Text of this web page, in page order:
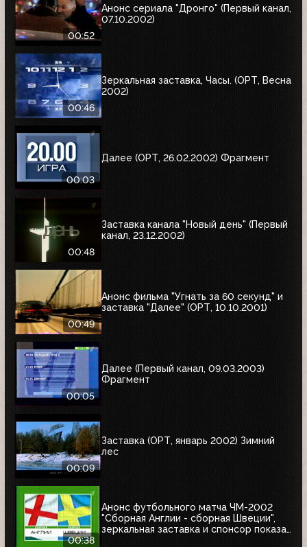
00:52
Анонс сериала "Дронго" (Первый канал,
07.10.2002)
00:46
Зеркальная заставка, Часы. (ОРТ, Весна
2002)
00:03
Далее (ОРТ, 26.02.2002) Фрагмент
00:48
Заставка канала "Новый день" (Первый
канал, 23.12.2002)
00:49
Анонс фильма "Угнать за 60 секунд" и
заставка "Далее" (ОРТ, 10.10.2001)
00:05
Далее (Первый канал, 09.03.2003)
Фрагмент
00:09
Заставка (ОРТ, январь 2002) Зимний
лес
00:38
Анонс футбольного матча ЧМ-2002
"Сборная Англии - сборная Швеции",
зеркальная заставка и спонсор показа